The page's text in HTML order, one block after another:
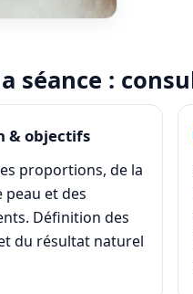
séance :
& objectifs
proportions, de la
peau et des
Définition des
du résultat naturel